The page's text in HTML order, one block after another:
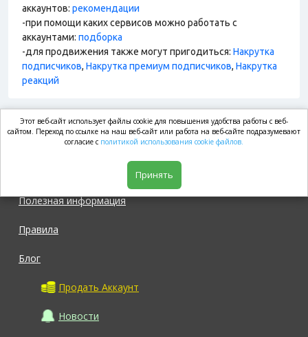
аккаунтов: рекомендации
-при помощи каких сервисов можно работать с
аккаунтами: подборка
-для продвижения также могут пригодиться: Накрутка
подписчиков, Накрутка премиум подписчиков, Накрутка
реакций
market.com
Полезная информация
Правила
Блог
Продать Аккаунт
Новости
Этот веб-сайт использует файлы cookie для повышения удобства работы с веб-
сайтом. Переход по ссылке на наш веб-сайт или работа на веб-сайте подразумевают
согласие с политикой использования cookie файлов.
Принять